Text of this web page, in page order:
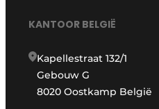
KANTOOR BELGIË
Kapellestraat 132/1
Gebouw G
8020 Oostkamp België